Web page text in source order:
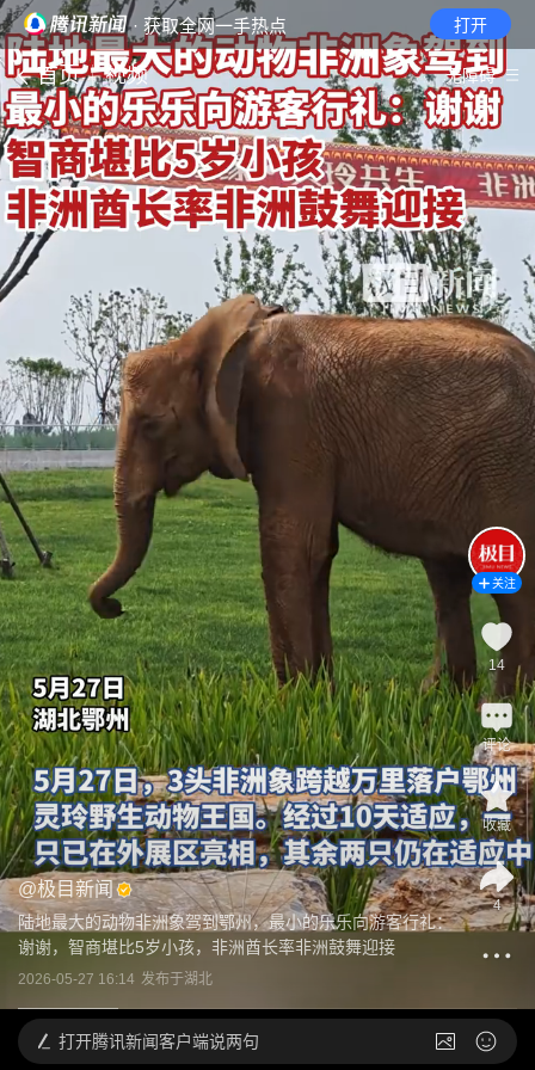
· 获取全网一手热点 打开
首页 视频 无障碍
@极目新闻
陆地最大的动物非洲象驾到鄂州，最小的乐乐向游客行礼：
谢谢，智商堪比5岁小孩，非洲酋长率非洲鼓舞迎接
2026-05-27 16:14 发布于湖北
关注
14
评论
收藏
4
打开腾讯新闻客户端说两句